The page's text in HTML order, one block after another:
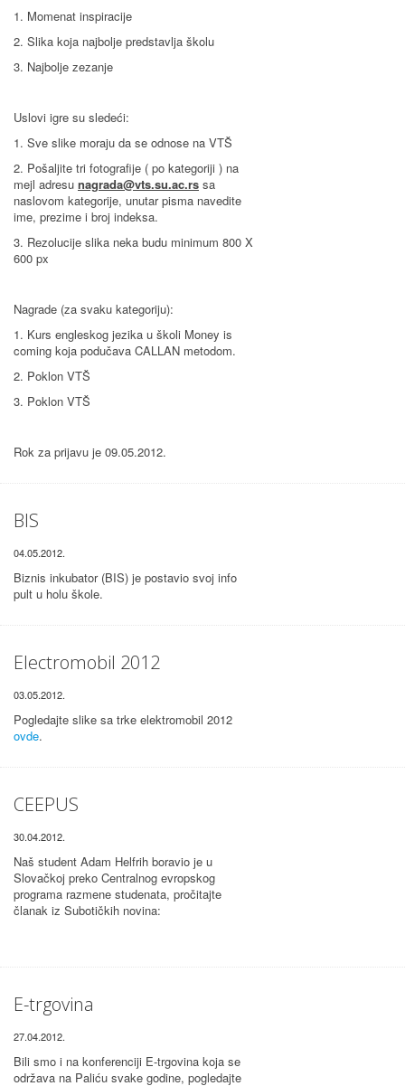
1. Momenat inspiracije
2. Slika koja najbolje predstavlja školu
3. Najbolje zezanje
Uslovi igre su sledeći:
1. Sve slike moraju da se odnose na VTŠ
2. Pošaljite tri fotografije ( po kategoriji ) na
mejl adresu nagrada@vts.su.ac.rs sa
naslovom kategorije, unutar pisma navedite
ime, prezime i broj indeksa.
3. Rezolucije slika neka budu minimum 800 X
600 px
Nagrade (za svaku kategoriju):
1. Kurs engleskog jezika u školi Money is
coming koja podučava CALLAN metodom.
2. Poklon VTŠ
3. Poklon VTŠ
Rok za prijavu je 09.05.2012.
BIS
04.05.2012.
Biznis inkubator (BIS) je postavio svoj info
pult u holu škole.
Electromobil 2012
03.05.2012.
Pogledajte slike sa trke elektromobil 2012
ovde.
CEEPUS
30.04.2012.
Naš student Adam Helfrih boravio je u
Slovačkoj preko Centralnog evropskog
programa razmene studenata, pročitajte
članak iz Subotičkih novina:
E-trgovina
27.04.2012.
Bili smo i na konferenciji E-trgovina koja se
održava na Paliću svake godine, pogledajte